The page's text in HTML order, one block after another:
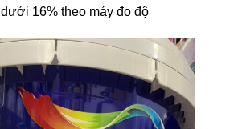
16% theo máy đo độ